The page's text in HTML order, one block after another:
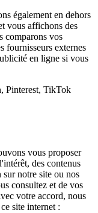
également en dehors
vous affichons des
comparons vos
fournisseurs externes
en ligne si vous
Pinterest, TikTok
vous proposer
des contenus
sur notre site ou nos
consultez et de vos
votre accord, nous
site internet :